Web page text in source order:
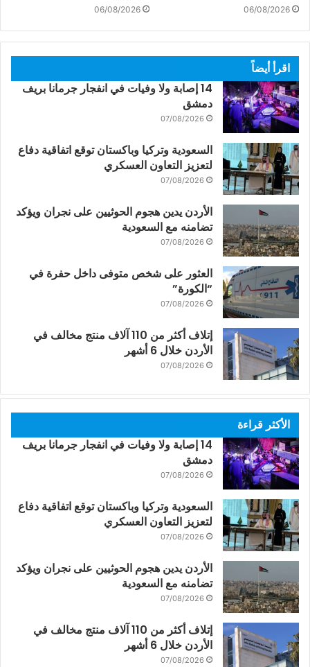
06/08/2026
06/08/2026
اقرأ أيضاً
14 إصابة ولا وفيات في انفجار جرمانا بريف
دمشق
07/08/2026
السعودية وتركيا وباكستان توقع اتفاقية دفاع
لتعزيز التعاون العسكري
07/08/2026
الأردن يدين هجوم الحوثيين على نجران ويؤكد
تضامنه مع السعودية
07/08/2026
العثور على شخص متوفى داخل حفرة في
“الكورة”
07/08/2026
إتلاف أكثر من 110 آلاف منتج مخالف في
الأردن خلال 6 أشهر
07/08/2026
الأكثر قراءة
14 إصابة ولا وفيات في انفجار جرمانا بريف
دمشق
07/08/2026
السعودية وتركيا وباكستان توقع اتفاقية دفاع
لتعزيز التعاون العسكري
07/08/2026
الأردن يدين هجوم الحوثيين على نجران ويؤكد
تضامنه مع السعودية
07/08/2026
إتلاف أكثر من 110 آلاف منتج مخالف في
الأردن خلال 6 أشهر
07/08/2026